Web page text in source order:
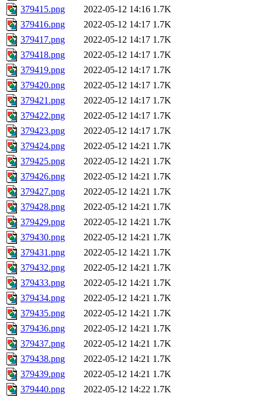
379415.png
2022-05-12 14:16 1.7K
379416.png
2022-05-12 14:17 1.7K
379417.png
2022-05-12 14:17 1.7K
379418.png
2022-05-12 14:17 1.7K
379419.png
2022-05-12 14:17 1.7K
379420.png
2022-05-12 14:17 1.7K
379421.png
2022-05-12 14:17 1.7K
379422.png
2022-05-12 14:17 1.7K
379423.png
2022-05-12 14:17 1.7K
379424.png
2022-05-12 14:21 1.7K
379425.png
2022-05-12 14:21 1.7K
379426.png
2022-05-12 14:21 1.7K
379427.png
2022-05-12 14:21 1.7K
379428.png
2022-05-12 14:21 1.7K
379429.png
2022-05-12 14:21 1.7K
379430.png
2022-05-12 14:21 1.7K
379431.png
2022-05-12 14:21 1.7K
379432.png
2022-05-12 14:21 1.7K
379433.png
2022-05-12 14:21 1.7K
379434.png
2022-05-12 14:21 1.7K
379435.png
2022-05-12 14:21 1.7K
379436.png
2022-05-12 14:21 1.7K
379437.png
2022-05-12 14:21 1.7K
379438.png
2022-05-12 14:21 1.7K
379439.png
2022-05-12 14:21 1.7K
379440.png
2022-05-12 14:22 1.7K